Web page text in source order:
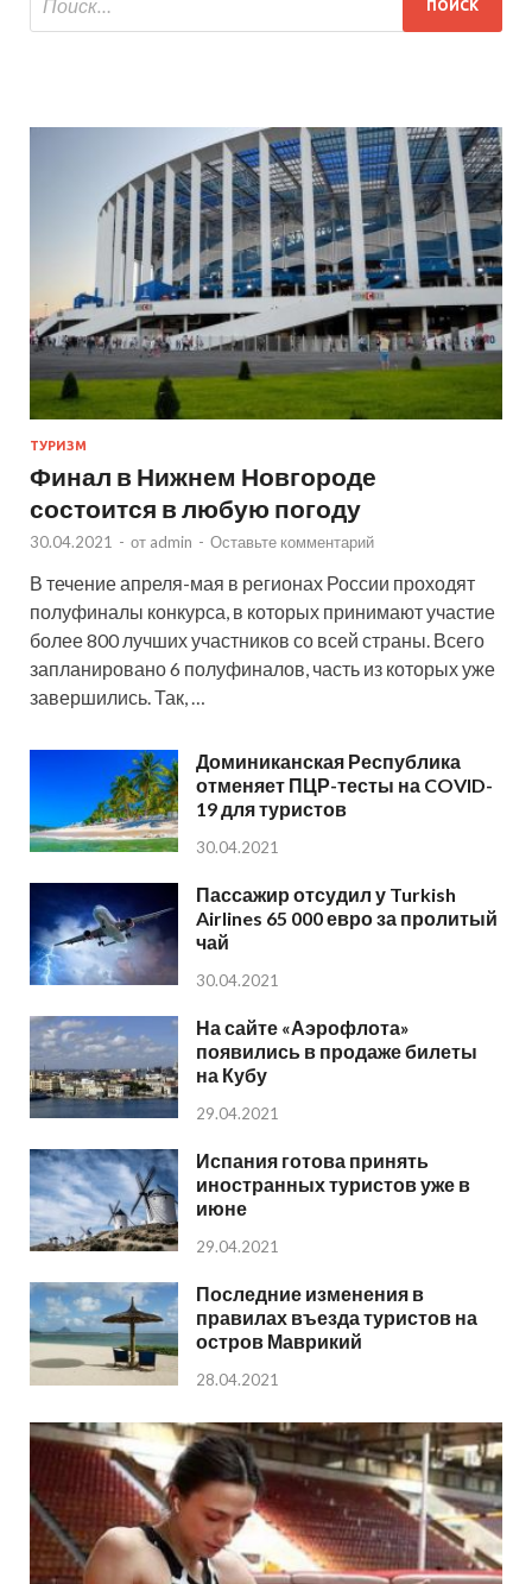
ТУРИЗМ
Финал в Нижнем Новгороде
состоится в любую погоду
30.04.2021 - от admin - Оставьте комментарий
В течение апреля-мая в регионах России проходят
полуфиналы конкурса, в которых принимают участие
более 800 лучших участников со всей страны. Всего
запланировано 6 полуфиналов, часть из которых уже
завершились. Так, …
Доминиканская Республика
отменяет ПЦР-тесты на COVID-
19 для туристов
30.04.2021
Пассажир отсудил у Turkish
Airlines 65 000 евро за пролитый
чай
30.04.2021
На сайте «Аэрофлота»
появились в продаже билеты
на Кубу
29.04.2021
Испания готова принять
иностранных туристов уже в
июне
29.04.2021
Последние изменения в
правилах въезда туристов на
остров Маврикий
28.04.2021